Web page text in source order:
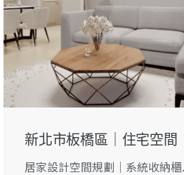
新北市板橋區｜住宅空間
居家設計空間規劃｜系統收納櫃